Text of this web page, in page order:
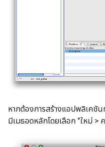
หากต้องการสร้างแอปพลิเคชั
มีเมธอดหลักโดยเลือก "ใหม่ >